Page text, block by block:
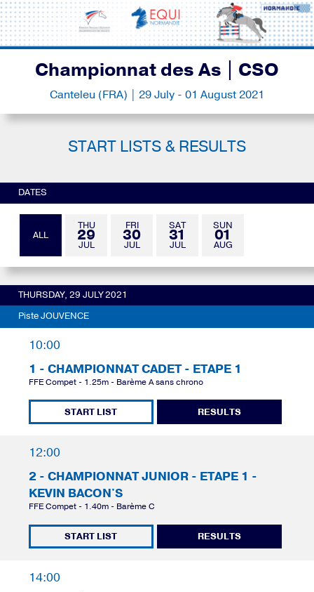
Championnat des As | CSO
Canteleu (FRA) | 29 July - 01 August 2021
START LISTS & RESULTS
DATES
ALL
THU
29
JUL
FRI
30
JUL
SAT
31
JUL
SUN
01
AUG
THURSDAY, 29 JULY 2021
Piste JOUVENCE
10:00
1 - CHAMPIONNAT CADET - ETAPE 1
FFE Compet - 1.25m - Barème A sans chrono
START LIST RESULTS
12:00
2 - CHAMPIONNAT JUNIOR - ETAPE 1 -
KEVIN BACON'S
FFE Compet - 1.40m - Barème C
START LIST RESULTS
14:00